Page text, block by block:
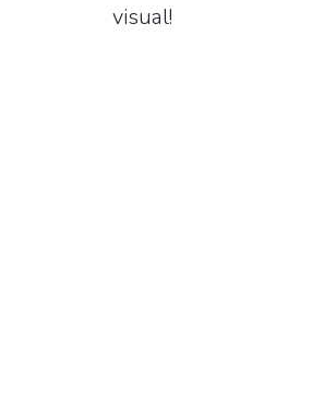
visual!